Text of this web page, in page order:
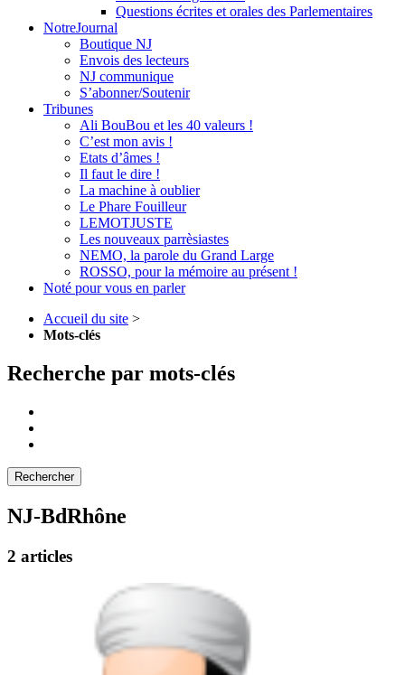
Questions écrites et orales des Parlementaires
NotreJournal
Boutique NJ
Envois des lecteurs
NJ communique
S’abonner/Soutenir
Tribunes
Ali BouBou et les 40 valeurs !
C’est mon avis !
Etats d’âmes !
Il faut le dire !
La machine à oublier
Le Phare Fouilleur
LEMOTJUSTE
Les nouveaux parrèsiastes
NEMO, la parole du Grand Large
ROSSO, pour la mémoire au présent !
Noté pour vous en parler
Accueil du site >
Mots-clés
Recherche par mots-clés
NJ-BdRhône
2 articles